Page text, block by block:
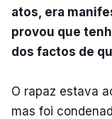
atos, era
provou que
dos factos de
O rapaz estava
mas foi